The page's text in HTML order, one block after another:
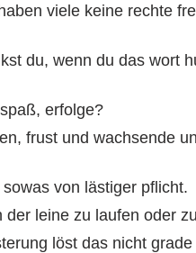
viele keine rechte
du, wenn du das wort
erfolge?
frust und wachsende
von lästiger pflicht.
der leine zu laufen oder
löst das nicht grade